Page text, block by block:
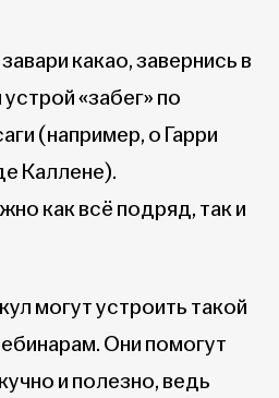
какао, завернись в
«забег» по
(например, о Гарри
Каллене).
как всё подряд, так и
могут устроить такой
Они помогут
и полезно, ведь